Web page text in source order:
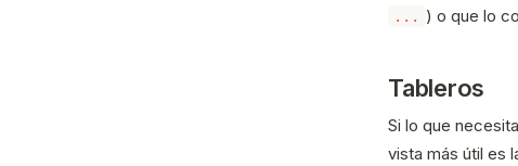
... ) o que lo
Tableros
Si lo que
vista más útil es